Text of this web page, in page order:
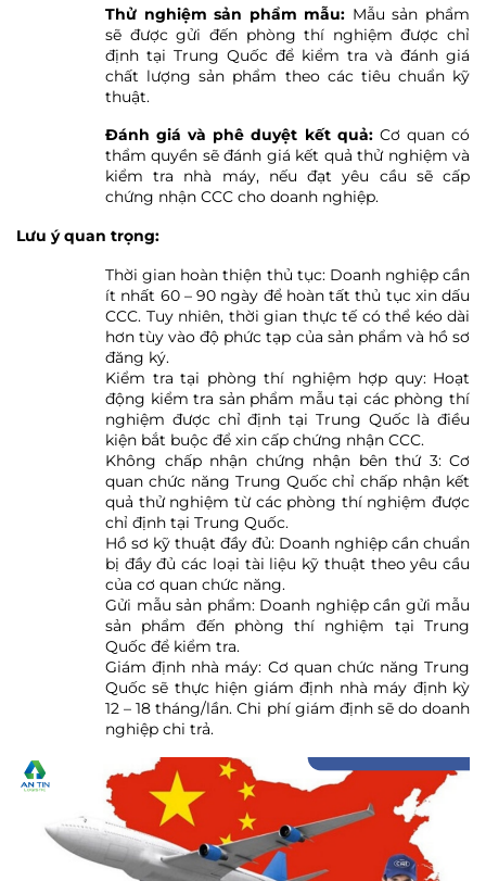
Thử nghiệm sản phẩm mẫu: Mẫu sản phẩm
sẽ được gửi đến phòng thí nghiệm được chỉ
định tại Trung Quốc để kiểm tra và đánh giá
chất lượng sản phẩm theo các tiêu chuẩn kỹ
thuật.
Đánh giá và phê duyệt kết quả: Cơ quan có
thẩm quyền sẽ đánh giá kết quả thử nghiệm và
kiểm tra nhà máy, nếu đạt yêu cầu sẽ cấp
chứng nhận CCC cho doanh nghiệp.
Lưu ý quan trọng:
Thời gian hoàn thiện thủ tục: Doanh nghiệp cần
ít nhất 60 – 90 ngày để hoàn tất thủ tục xin dấu
CCC. Tuy nhiên, thời gian thực tế có thể kéo dài
hơn tùy vào độ phức tạp của sản phẩm và hồ sơ
đăng ký.
Kiểm tra tại phòng thí nghiệm hợp quy: Hoạt
động kiểm tra sản phẩm mẫu tại các phòng thí
nghiệm được chỉ định tại Trung Quốc là điều
kiện bắt buộc để xin cấp chứng nhận CCC.
Không chấp nhận chứng nhận bên thứ 3: Cơ
quan chức năng Trung Quốc chỉ chấp nhận kết
quả thử nghiệm từ các phòng thí nghiệm được
chỉ định tại Trung Quốc.
Hồ sơ kỹ thuật đầy đủ: Doanh nghiệp cần chuẩn
bị đầy đủ các loại tài liệu kỹ thuật theo yêu cầu
của cơ quan chức năng.
Gửi mẫu sản phẩm: Doanh nghiệp cần gửi mẫu
sản phẩm đến phòng thí nghiệm tại Trung
Quốc để kiểm tra.
Giám định nhà máy: Cơ quan chức năng Trung
Quốc sẽ thực hiện giám định nhà máy định kỳ
12 – 18 tháng/lần. Chi phí giám định sẽ do doanh
nghiệp chi trả.